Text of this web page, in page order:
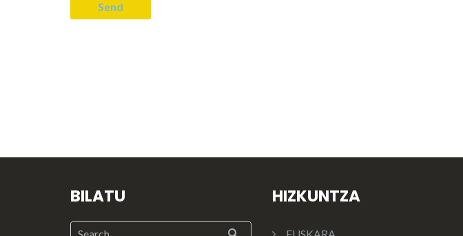
BILATU HIZKUNTZA